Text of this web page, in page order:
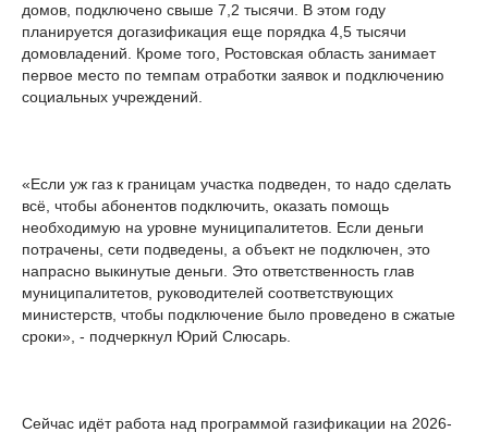
домов, подключено свыше 7,2 тысячи. В этом году
планируется догазификация еще порядка 4,5 тысячи
домовладений. Кроме того, Ростовская область занимает
первое место по темпам отработки заявок и подключению
социальных учреждений.
«Если уж газ к границам участка подведен, то надо сделать
всё, чтобы абонентов подключить, оказать помощь
необходимую на уровне муниципалитетов. Если деньги
потрачены, сети подведены, а объект не подключен, это
напрасно выкинутые деньги. Это ответственность глав
муниципалитетов, руководителей соответствующих
министерств, чтобы подключение было проведено в сжатые
сроки», - подчеркнул Юрий Слюсарь.
Сейчас идёт работа над программой газификации на 2026-